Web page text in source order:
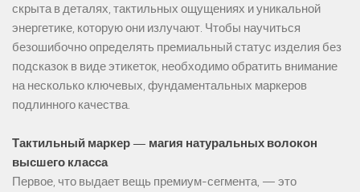
скрыта в деталях, тактильных ощущениях и уникальной
энергетике, которую они излучают. Чтобы научиться
безошибочно определять премиальный статус изделия без
подсказок в виде этикеток, необходимо обратить внимание
на несколько ключевых, фундаментальных маркеров
подлинного качества.
Тактильный маркер — магия натуральных волокон
высшего класса
Первое, что выдает вещь премиум-сегмента, — это